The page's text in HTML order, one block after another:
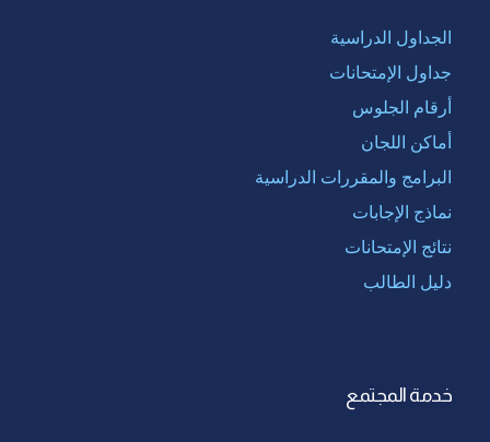
الجداول الدراسية
جداول الإمتحانات
أرقام الجلوس
أماكن اللجان
البرامج والمقررات الدراسية
نماذج الإجابات
نتائج الإمتحانات
دليل الطالب
خدمة المجتمع